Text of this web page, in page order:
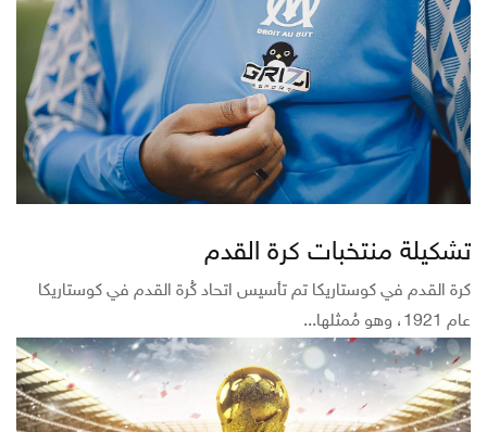
تشكيلة منتخبات كرة القدم
كرة القدم في كوستاريكا تم تأسيس اتحاد كُرة القدم في كوستاريكا
عام 1921، وهو مُمثلها...